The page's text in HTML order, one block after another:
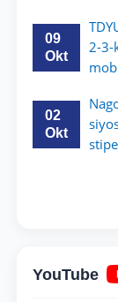
09
Okt
2-
02
Okt
YouTube